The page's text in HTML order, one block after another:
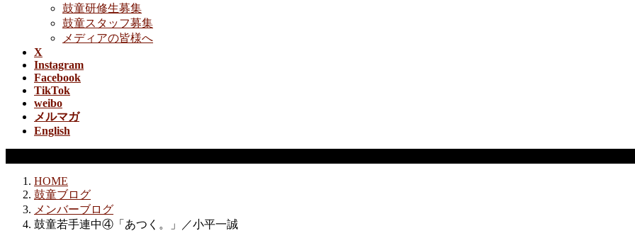
鼓童研修生募集
鼓童スタッフ募集
メディアの皆様へ
X
Instagram
Facebook
TikTok
weibo
メルマガ
English
HOME
鼓童ブログ
メンバーブログ
鼓童若手連中④「あつく。」／小平一誠